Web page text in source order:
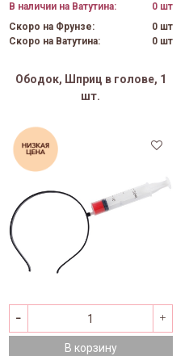
В наличии на Ватутина:
0 шт
Скоро на Фрунзе:
0 шт
Скоро на Ватутина:
0 шт
Ободок, Шприц в голове, 1
шт.
В корзину